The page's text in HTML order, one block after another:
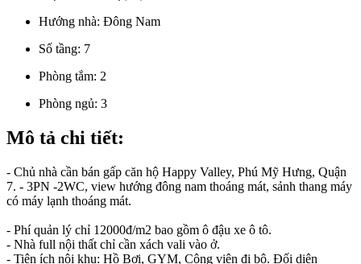
Hướng nhà: Đông Nam
Số tầng: 7
Phòng tắm: 2
Phòng ngủ: 3
Mô tả chi tiết:
- Chủ nhà cần bán gấp căn hộ Happy Valley, Phú Mỹ Hưng, Quận
7. - 3PN -2WC, view hướng đông nam thoáng mát, sảnh thang máy
có máy lạnh thoáng mát.
- Phí quản lý chỉ 12000đ/m2 bao gồm ô đậu xe ô tô.
- Nhà full nội thất chỉ cần xách vali vào ở.
- Tiện ích nội khu: Hồ Bơi, GYM, Công viên đi bộ. Đối diện